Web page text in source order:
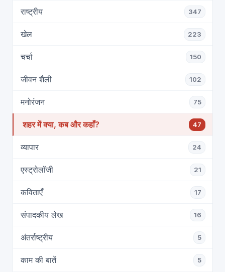
राष्ट्रीय 347
खेल 223
चर्चा 150
जीवन शैली 102
मनोरंजन 75
शहर में क्या, कब और कहाँ? 47
व्यापार 24
एस्ट्रोलॉजी 21
कविताएँ 17
संपादकीय लेख 16
अंतर्राष्ट्रीय 5
काम की बातें 5